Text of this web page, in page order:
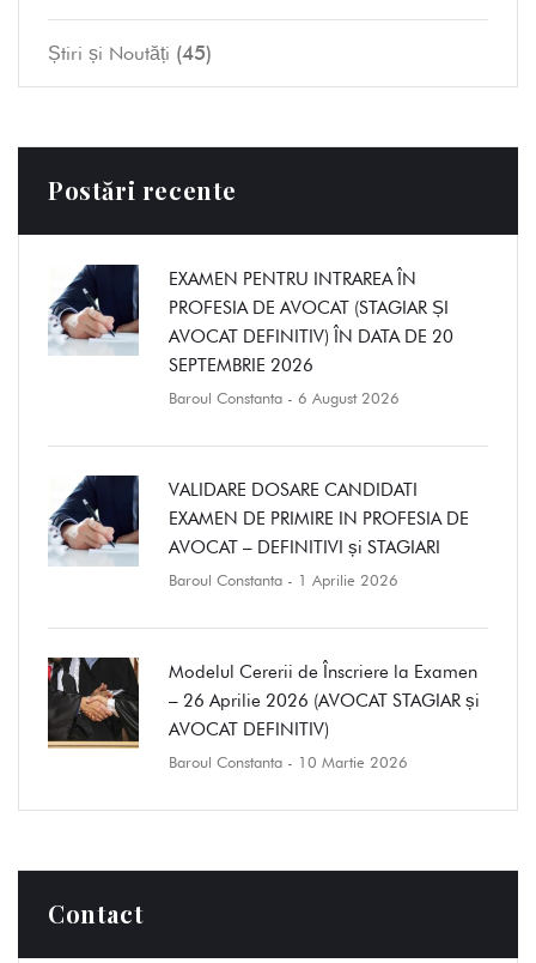
Știri și Noutăți (45)
Postări recente
EXAMEN PENTRU INTRAREA ÎN
PROFESIA DE AVOCAT (STAGIAR ȘI
AVOCAT DEFINITIV) ÎN DATA DE 20
SEPTEMBRIE 2026
Baroul Constanta - 6 August 2026
VALIDARE DOSARE CANDIDATI
EXAMEN DE PRIMIRE IN PROFESIA DE
AVOCAT – DEFINITIVI și STAGIARI
Baroul Constanta - 1 Aprilie 2026
Modelul Cererii de Înscriere la Examen
– 26 Aprilie 2026 (AVOCAT STAGIAR și
AVOCAT DEFINITIV)
Baroul Constanta - 10 Martie 2026
Contact